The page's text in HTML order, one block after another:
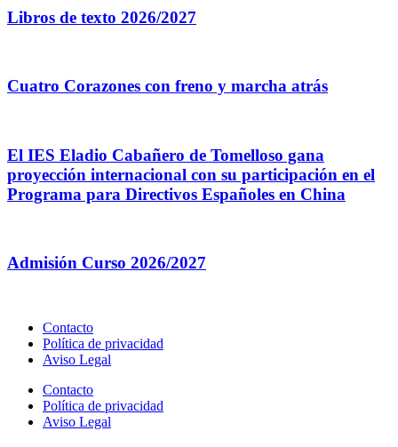
Libros de texto 2026/2027
Cuatro Corazones con freno y marcha atrás
El IES Eladio Cabañero de Tomelloso gana
proyección internacional con su participación en el
Programa para Directivos Españoles en China
Admisión Curso 2026/2027
Contacto
Política de privacidad
Aviso Legal
Contacto
Política de privacidad
Aviso Legal